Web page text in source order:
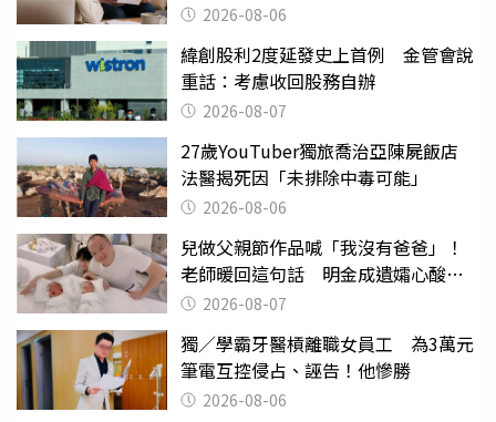
2026-08-06
緯創股利2度延發史上首例 金管會說
重話：考慮收回股務自辦
2026-08-07
27歲YouTuber獨旅喬治亞陳屍飯店
法醫揭死因「未排除中毒可能」
2026-08-06
兒做父親節作品喊「我沒有爸爸」！
老師暖回這句話 明金成遺孀心酸惹
淚 2026-08-07
獨／學霸牙醫槓離職女員工 為3萬元
筆電互控侵占、誣告！他慘勝
2026-08-06